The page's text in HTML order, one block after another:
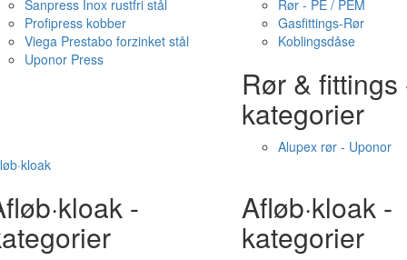
Sanpress Inox rustfri stål
Profipress kobber
Viega Prestabo forzinket stål
Uponor Press
Rør - PE / PEM
Gasfittings-Rør
Koblingsdåse
Rør & fittings
kategorier
Alupex rør - Uponor
- Afløb·kloak -
kategorier